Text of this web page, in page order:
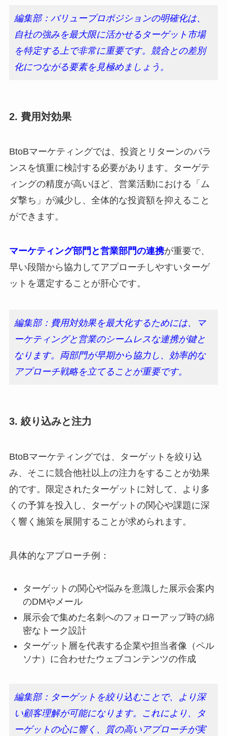
編集部：バリュープロポジションの明確化は、
自社の強みを最大限に活かせるターゲット市場
を特定する上で非常に重要です。競合との差別
化につながる要素を見極めましょう。
2. 費用対効果
BtoBマーケティングでは、投資とリターンのバラ
ンスを慎重に検討する必要があります。ターゲテ
ィングの精度が高いほど、営業活動における「ム
ダ撃ち」が減少し、全体的な投資額を抑えること
ができます。
マーケティング部門と営業部門の連携が重要で、
早い段階から協力してアプローチしやすいターゲ
ットを選定することが肝心です。
編集部：費用対効果を最大化するためには、マ
ーケティングと営業のシームレスな連携が鍵と
なります。両部門が早期から協力し、効率的な
アプローチ戦略を立てることが重要です。
3. 絞り込みと注力
BtoBマーケティングでは、ターゲットを絞り込
み、そこに競合他社以上の注力をすることが効果
的です。限定されたターゲットに対して、より多
くの予算を投入し、ターゲットの関心や課題に深
く響く施策を展開することが求められます。
具体的なアプローチ例：
ターゲットの関心や悩みを意識した展示会案内
のDMやメール
展示会で集めた名刺へのフォローアップ時の綿
密なトーク設計
ターゲット層を代表する企業や担当者像（ペル
ソナ）に合わせたウェブコンテンツの作成
編集部：ターゲットを絞り込むことで、より深
い顧客理解が可能になります。これにより、タ
ーゲットの心に響く、質の高いアプローチが実